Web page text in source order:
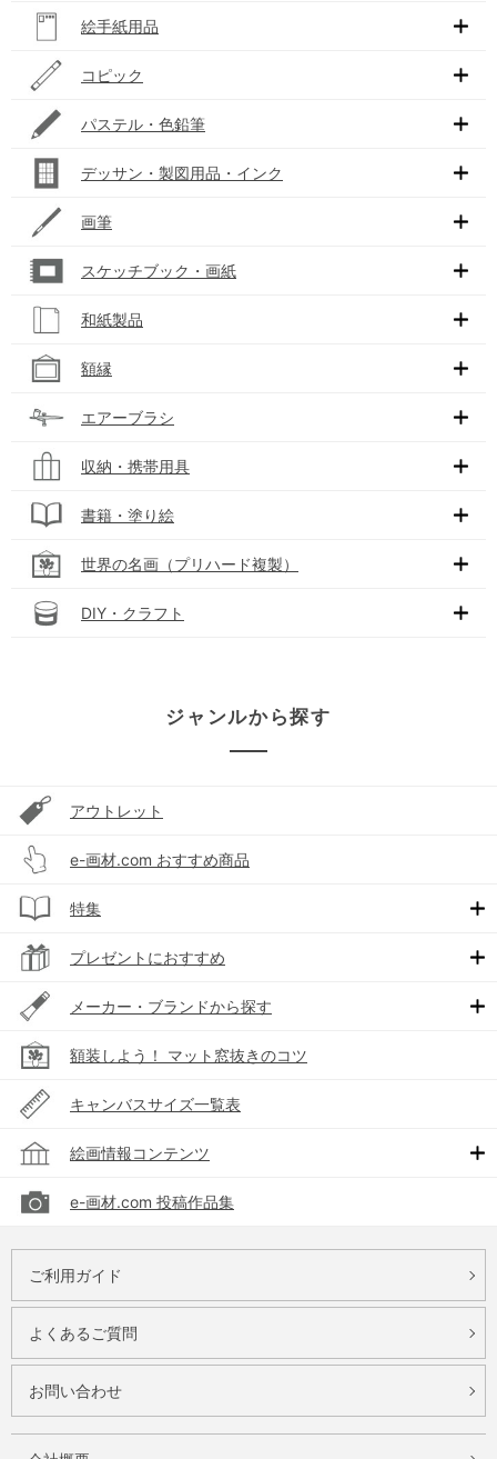
絵手紙用品
コピック
パステル・色鉛筆
デッサン・製図用品・インク
画筆
スケッチブック・画紙
和紙製品
額縁
エアーブラシ
収納・携帯用具
書籍・塗り絵
世界の名画（プリハード複製）
DIY・クラフト
ジャンルから探す
アウトレット
e-画材.com おすすめ商品
特集
プレゼントにおすすめ
メーカー・ブランドから探す
額装しよう！ マット窓抜きのコツ
キャンバスサイズ一覧表
絵画情報コンテンツ
e-画材.com 投稿作品集
ご利用ガイド
よくあるご質問
お問い合わせ